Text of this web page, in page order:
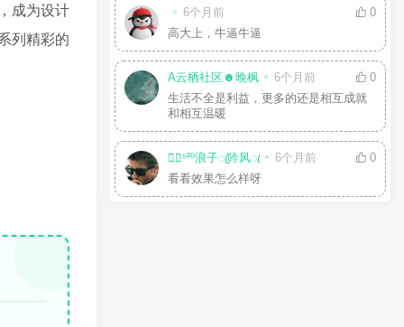
成为设计
列精彩的
6个月前
0
高大上，牛逼牛逼
A云栖社区☻晚枫 6个月前
0
生活不全是利益，更多的还是相互成就
和相互温暖
☘⃝⁵²⁰浪子ꦿ吟风ꦿ 6个月前
0
看看效果怎么样呀